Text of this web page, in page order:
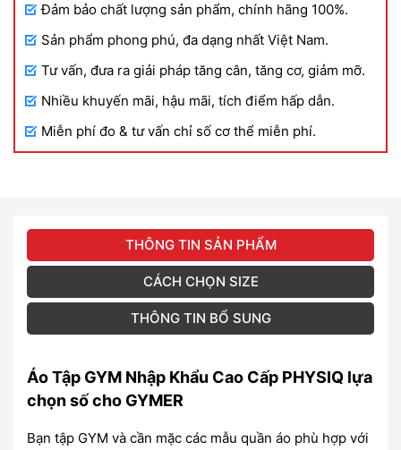
Đảm bảo chất lượng sản phẩm, chính hãng 100%.
Sản phẩm phong phú, đa dạng nhất Việt Nam.
Tư vấn, đưa ra giải pháp tăng cân, tăng cơ, giảm mỡ.
Nhiều khuyến mãi, hậu mãi, tích điểm hấp dẫn.
Miễn phí đo & tư vấn chỉ số cơ thể miễn phí.
THÔNG TIN SẢN PHẨM
CÁCH CHỌN SIZE
THÔNG TIN BỔ SUNG
Áo Tập GYM Nhập Khẩu Cao Cấp PHYSIQ lựa
chọn số cho GYMER
Bạn tập GYM và cần mặc các mẫu quần áo phù hợp với